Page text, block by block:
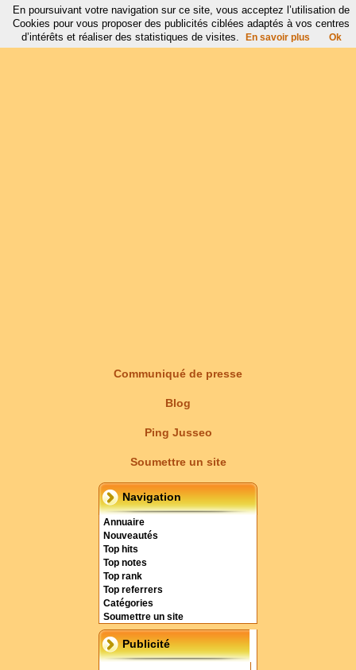
Communiqué de presse
Blog
Ping Jusseo
Soumettre un site
Navigation
Annuaire
Nouveautés
Top hits
Top notes
Top rank
Top referrers
Catégories
Soumettre un site
Publicité
En poursuivant votre navigation sur ce site, vous acceptez l’utilisation de
Cookies pour vous proposer des publicités ciblées adaptés à vos centres
d’intérêts et réaliser des statistiques de visites.
En savoir plus Ok